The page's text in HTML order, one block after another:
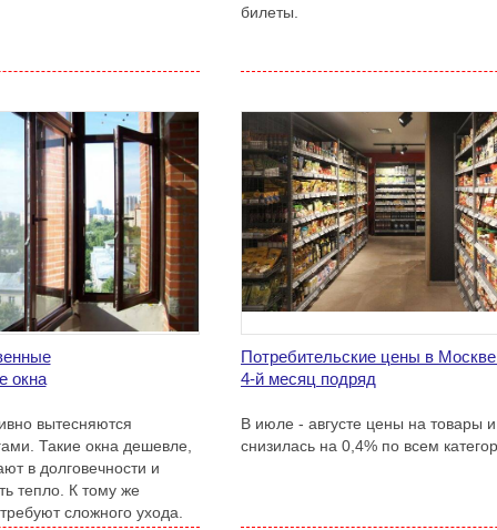
билеты.
окна
вытесняются
Такие окна дешевле,
в долговечности и
тепло. К тому же
сложного ухода.
Потребительские цены в
4-й месяц подряд
В июле - августе цены на товары и
снизилась на 0,4% по всем